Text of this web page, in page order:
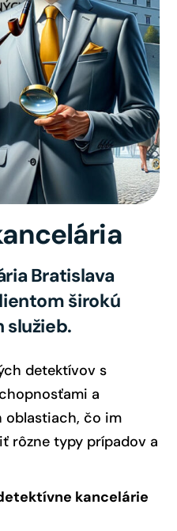
Bratislava
širokú
detektívov s
a
oblastiach, čo im
rôzne typy prípadov a
kancelárie